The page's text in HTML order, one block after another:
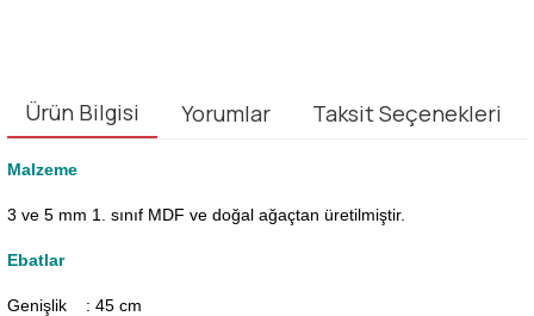
Ürün Bilgisi Yorumlar Taksit Seçenekleri
Malzeme
3 ve 5 mm 1. sınıf MDF ve doğal ağaçtan üretilmiştir.
Ebatlar
Genişlik : 45 cm